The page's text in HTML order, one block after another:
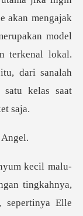
model
terkenal lokal.
tingkahnya,